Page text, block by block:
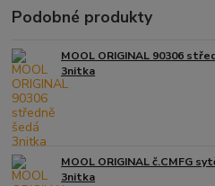
Podobné produkty
MOOL ORIGINAL 90306
3nitka
MOOL ORIGINAL č.CMFG
3nitka